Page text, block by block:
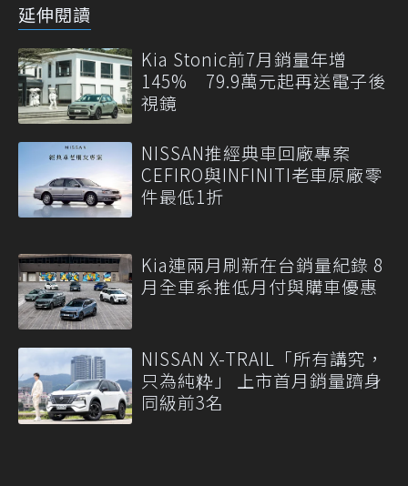
延伸閱讀
Kia Stonic前7月銷量年增
145% 79.9萬元起再送電子後
視鏡
NISSAN推經典車回廠專案
CEFIRO與INFINITI老車原廠零
件最低1折
Kia連兩月刷新在台銷量紀錄 8
月全車系推低月付與購車優惠
NISSAN X-TRAIL「所有講究，
只為純粋」 上市首月銷量躋身
同級前3名